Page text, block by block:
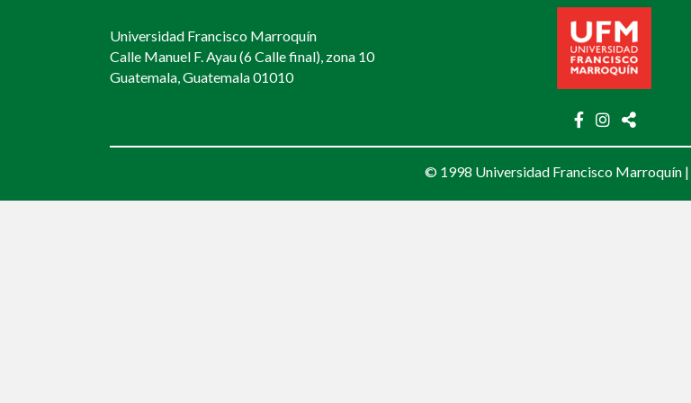
Universidad Francisco Marroquín
Calle Manuel F. Ayau (6 Calle final), zona 10
Guatemala, Guatemala 01010
© 1998 Universidad Francisco Marroquín |